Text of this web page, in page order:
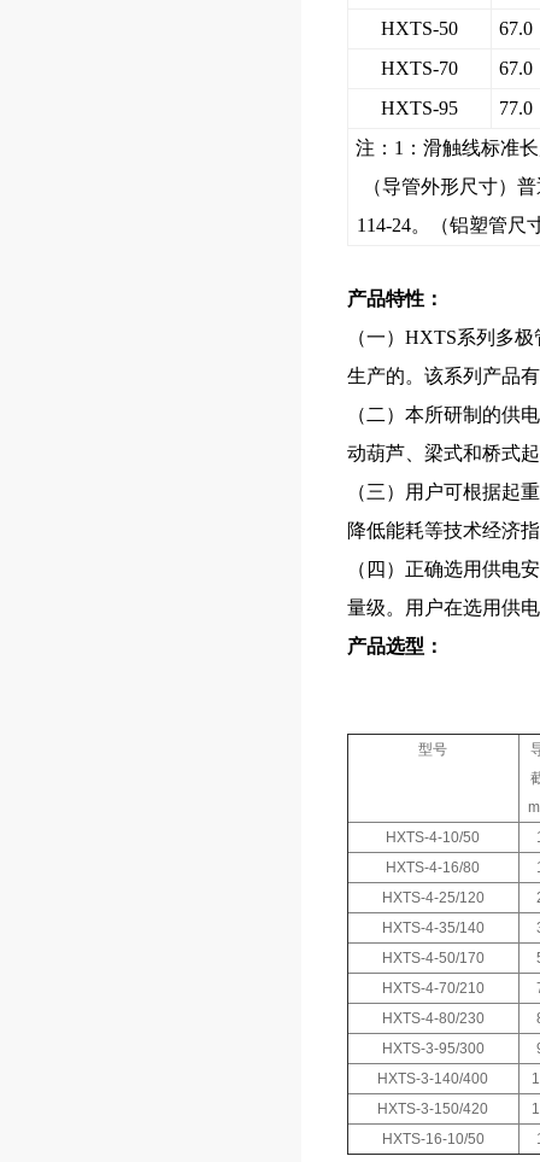
HXTS-50
67.0
HXTS-70
67.0
HXTS-95
77.0
注： 1 ：滑触线标准
（导管外形尺寸）
114-24。（铝塑管尺
产品特性：
（一）HXTS系列多极
生产的。该系列产品
（二）本所研制的供
动葫芦、梁式和桥式
（三）用户可根据起
降低能耗等技术经济
（四）正确选用供电
量级。用户在选用供电
产品选型：
型号
HXTS-4-10/50
HXTS-4-16/80
HXTS-4-25/120
HXTS-4-35/140
HXTS-4-50/170
HXTS-4-70/210
HXTS-4-80/230
HXTS-3-95/300
HXTS-3-140/400
HXTS-3-150/420
HXTS-16-10/50